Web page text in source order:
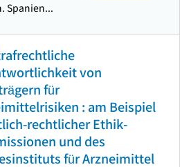
Spanien...
von
für
: am Beispiel
rechtlicher Ethik-
und des
für Arzneimittel